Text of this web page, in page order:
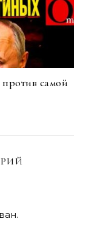
самой